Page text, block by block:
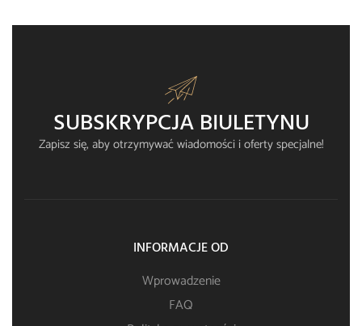
SUBSKRYPCJA BIULETYNU
Zapisz się, aby otrzymywać wiadomości i oferty specjalne!
INFORMACJE OD
Wprowadzenie
FAQ